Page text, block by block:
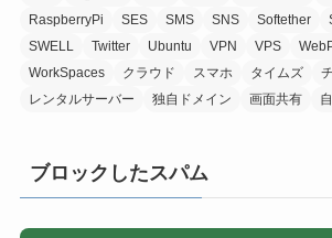
RaspberryPi
SES SMS SNS Softether
SWELL
Twitter Ubuntu VPN VPS
WorkSpaces
クラウド スマホ タイムズ
レンタルサーバー
独自ドメイン 画面共有
ブロックしたスパム